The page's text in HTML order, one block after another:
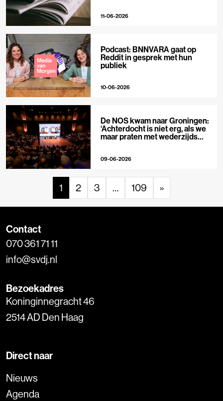
11-06-2026
Podcast: BNNVARA gaat op
Reddit in gesprek met hun
publiek
10-06-2026
De NOS kwam naar Groningen:
‘Achterdocht is niet erg, als we
maar praten met wederzijds
09-06-2026
1 2 3 … 109 »
Contact
070 361 71 11
info@svdj.nl
Bezoekadres
Koninginnegracht 46
2514 AD Den Haag
Direct naar
Nieuws
Agenda